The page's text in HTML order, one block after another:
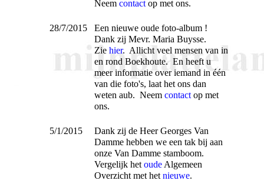
Neem contactop met ons.
28/7/2015
Een nieuwe oude foto-album !
Dank zij Mevr. Maria Buysse.
Zie hier. Allicht veel mensen van in
en rond Boekhoute. En heeft u
meer informatie over iemand in één
van die foto's, laat het ons dan
weten aub. Neem contactop met
ons.
5/1/2015
Dank zij de Heer Georges Van
Damme hebben we een tak bij aan
onze Van Damme stamboom.
Vergelijk het oudeAlgemeen
Overzicht met het nieuwe.